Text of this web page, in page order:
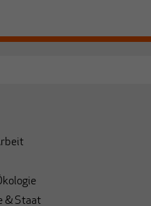
& Staat